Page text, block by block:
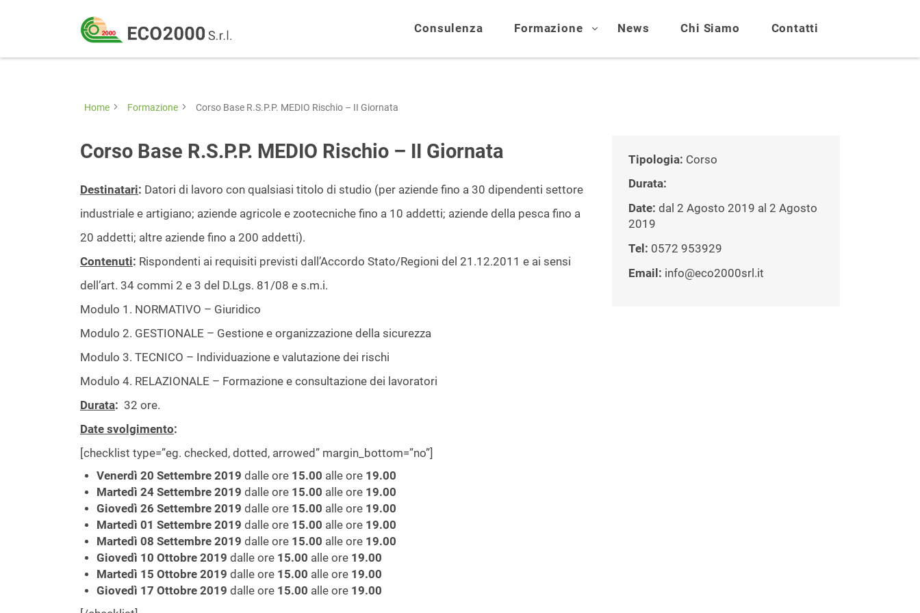
Eco
2000
Srl
Formazione
consulenza
la
sul
lavoro
–
D.Lgs
81/08
Consulenza Formazione News Chi Siamo Contatti
Home Formazione Corso Base R.S.P.P. MEDIO Rischio – II Giornata
Corso Base R.S.P.P. MEDIO Rischio – II Giornata
Destinatari: Datori di lavoro con qualsiasi titolo di studio (per aziende fino a 30 dipendenti settore
industriale e artigiano; aziende agricole e zootecniche fino a 10 addetti; aziende della pesca fino a
20 addetti; altre aziende fino a 200 addetti).
Contenuti: Rispondenti ai requisiti previsti dall’Accordo Stato/Regioni del 21.12.2011 e ai sensi
dell’art. 34 commi 2 e 3 del D.Lgs. 81/08 e s.m.i.
Modulo 1. NORMATIVO – Giuridico
Modulo 2. GESTIONALE – Gestione e organizzazione della sicurezza
Modulo 3. TECNICO – Individuazione e valutazione dei rischi
Modulo 4. RELAZIONALE – Formazione e consultazione dei lavoratori
Durata: 32 ore.
Date svolgimento:
[checklist type=”eg. checked, dotted, arrowed” margin_bottom=”no”]
Venerdì 20 Settembre 2019 dalle ore 15.00 alle ore 19.00
Martedì 24 Settembre 2019 dalle ore 15.00 alle ore 19.00
Giovedì 26 Settembre 2019 dalle ore 15.00 alle ore 19.00
Martedì 01 Settembre 2019 dalle ore 15.00 alle ore 19.00
Martedì 08 Settembre 2019 dalle ore 15.00 alle ore 19.00
Giovedì 10 Ottobre 2019 dalle ore 15.00 alle ore 19.00
Martedì 15 Ottobre 2019 dalle ore 15.00 alle ore 19.00
Giovedì 17 Ottobre 2019 dalle ore 15.00 alle ore 19.00
Tipologia: Corso
Durata:
Date: dal 2 Agosto 2019 al 2 Agosto
2019
Tel: 0572 953929
Email: info@eco2000srl.it